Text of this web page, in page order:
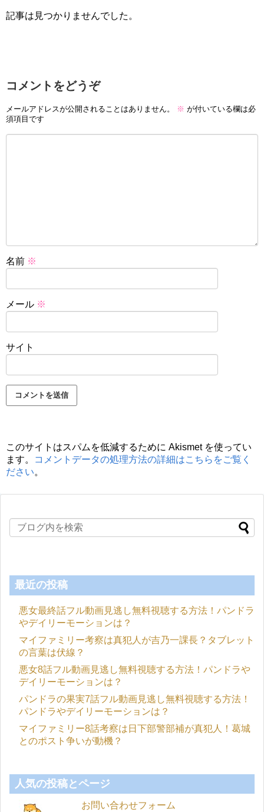
記事は見つかりませんでした。
コメントをどうぞ
メールアドレスが公開されることはありません。 ※ が付いている欄は必
須項目です
名前 ※
メール ※
サイト
このサイトはスパムを低減するために Akismet を使ってい
ます。
コメントデータの処理方法の詳細はこちらをご覧く
ださい。
最近の投稿
悪女最終話フル動画見逃し無料視聴する方法！パンドラ
やデイリーモーションは？
マイファミリー考察は真犯人が吉乃一課長？タブレット
の言葉は伏線？
悪女8話フル動画見逃し無料視聴する方法！パンドラや
デイリーモーションは？
パンドラの果実7話フル動画見逃し無料視聴する方法！
パンドラやデイリーモーションは？
マイファミリー8話考察は日下部警部補が真犯人！葛城
とのポスト争いが動機？
人気の投稿とページ
お問い合わせフォーム